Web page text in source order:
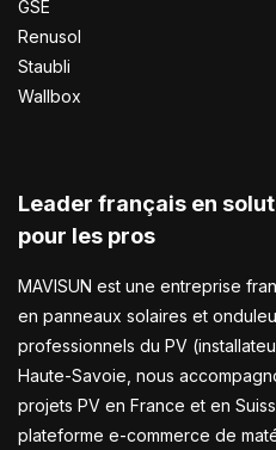
GSE
Renusol
Staubli
Wallbox
Leader français en
pour les pros
MAVISUN est une entreprise
en panneaux solaires et
professionnels du PV
Haute-Savoie, nous
projets PV en France et en
plateforme e-commerce de